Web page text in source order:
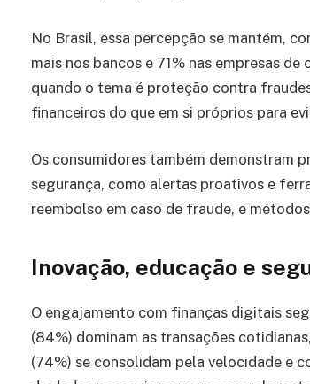
No Brasil, essa percepção se mantém,
mais nos bancos e 71% nas empresas
quando o tema é proteção contra
financeiros do que em si próprios para
Os consumidores também demonstram
segurança, como alertas proativos e
reembolso em caso de fraude, e
Inovação, educação e
O engajamento com finanças digitais
(84%) dominam as transações
(74%) se consolidam pela velocidade e